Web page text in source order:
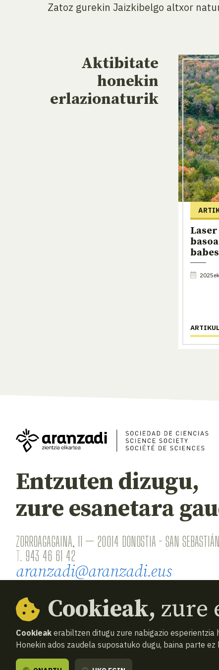
Zatoz gurekin Jaizkibelgo altxor
Aktibitate
honekin
erlazionaturik
Entzuten dizugu,
zure esanetara
ZORROAGAGAINA, 11 — 20014 DONOSTIA - SAN
T. 943 46 61 42
aranzadi@aranzadi.eus
Aranzadi — Zientzia elkartea
Cookieak, zure
Cookieak erabiltzen ditugu zure nabigazio esperientzia
Honekin ados zaudela suposatuko dugu, baina parte